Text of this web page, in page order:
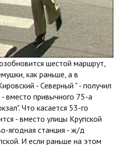
шестой маршрут,
как раньше, а в
- Северный " - получил
вместо привычного 75-а
Что касается 53-го
- вместо улицы Крупской
ягодная станция - ж/д
И если раньше на этом